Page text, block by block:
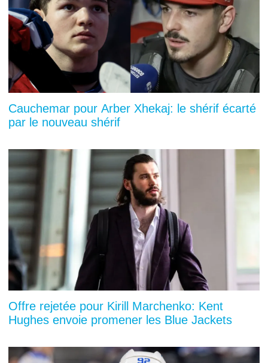
Cauchemar pour Arber Xhekaj: le shérif écarté
par le nouveau shérif
Offre rejetée pour Kirill Marchenko: Kent
Hughes envoie promener les Blue Jackets